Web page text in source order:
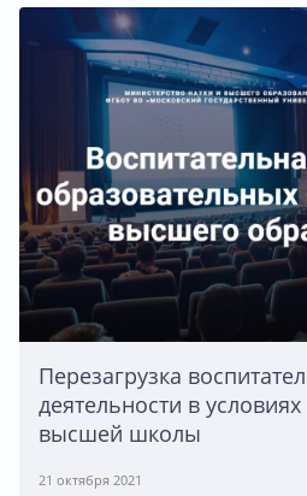
Перезагрузка
деятельности в
высшей школы
21 октября 2021